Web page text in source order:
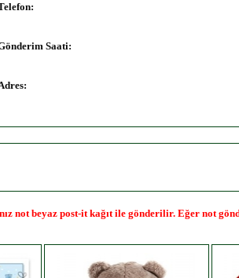
Saati:
not beyaz post-it kağıt ile gönderilir. Eğer not